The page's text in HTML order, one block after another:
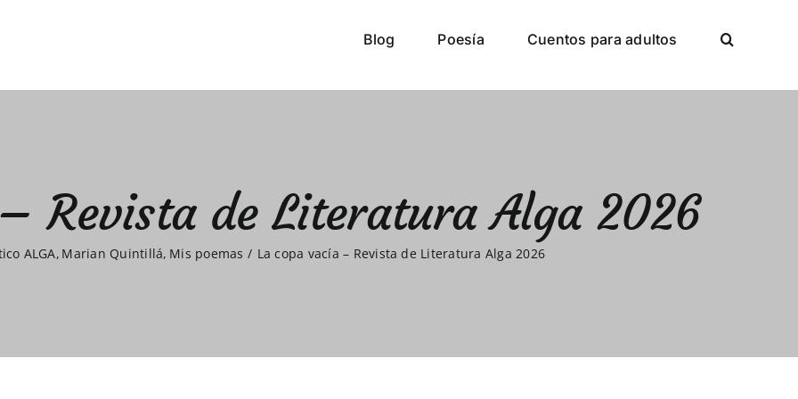
Blog Poesía Cuentos para adultos
Revista de Literatura Alga 2026
ALGA Marian Quintillá Mis poemas La copa vacía – Revista de Literatura Alga 2026